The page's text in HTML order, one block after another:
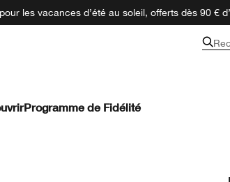
les vacances d’été au soleil, offerts dès 90 €
Programme de Fidélité